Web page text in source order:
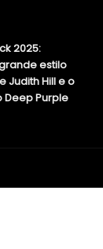
2025:
estilo
Judith Hill e o
Purple